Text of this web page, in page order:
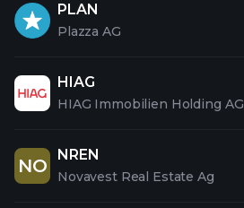
PLAN
Plazza AG
HIAG
HIAG Immobilien Holding AG
NO
NREN
Novavest Real Estate Ag